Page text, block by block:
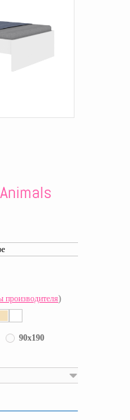
производителя)
90x190